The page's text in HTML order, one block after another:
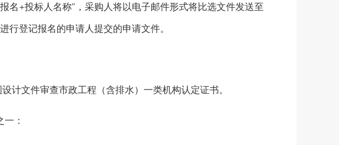
名+投标人名称”，采购人将以电子邮件形式将比选文件发送至
行登记报名的申请人提交的申请文件。
文件审查市政工程（含排水）一类机构认定证书。
：